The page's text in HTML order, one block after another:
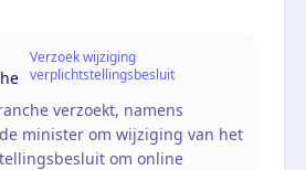
Verzoek wijziging
verplichtstellingsbesluit
verzoekt, namens
minister om wijziging van het
om online